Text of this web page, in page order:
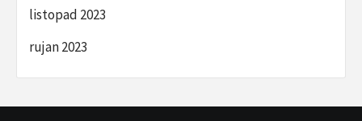
listopad 2023
rujan 2023